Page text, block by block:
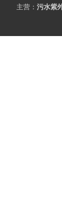
主营： 污水紫